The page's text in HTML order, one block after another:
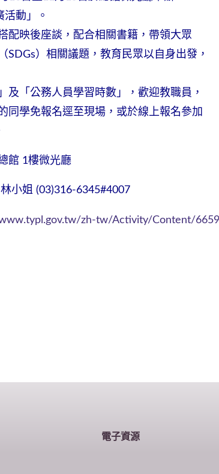
活動」。
配映後座談，配合相關書籍，帶領大眾
SDGs）相關議題，教育民眾以自身出發，
及「公務人員學習時數」，歡迎教職員，
同學免報名逕至現場，或於線上報名參加
館 1樓微光廳
小姐 (03)316-6345#4007
zh-tw/Activity/Content/6659
電子資源